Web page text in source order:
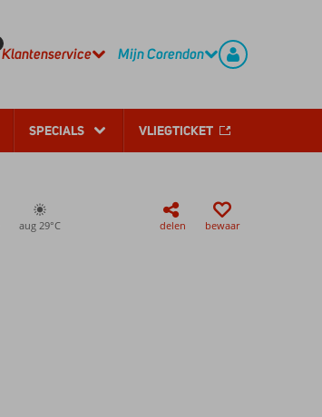
Klantenservice Mijn Corendon
SPECIALS VLIEGTICKET
aug 29°C delen bewaar